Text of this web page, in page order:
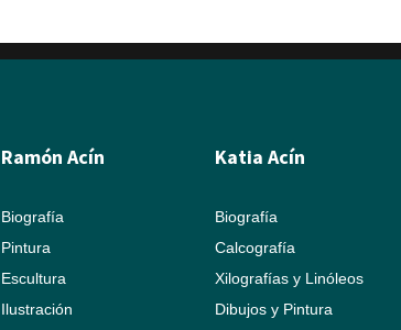
Ramón Acín
Biografía
Pintura
Escultura
Ilustración
Katia Acín
Biografía
Calcografía
Xilografías y Linóleos
Dibujos y Pintura